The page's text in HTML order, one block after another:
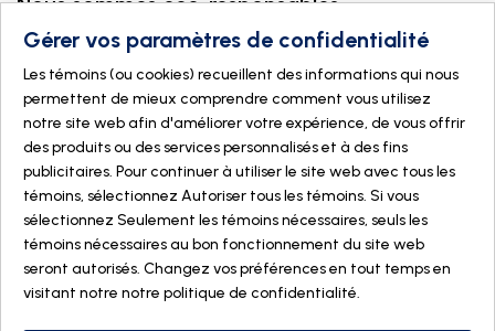
© 2026 DOGMÄ NATURE. Tous droits réservés
Gérer vos paramètres de confidentialité
Les témoins (ou cookies) recueillent des informations qui nous
permettent de mieux comprendre comment vous utilisez
notre site web afin d'améliorer votre expérience, de vous offrir
des produits ou des services personnalisés et à des fins
publicitaires. Pour continuer à utiliser le site web avec tous les
témoins, sélectionnez Autoriser tous les témoins. Si vous
sélectionnez Seulement les témoins nécessaires, seuls les
témoins nécessaires au bon fonctionnement du site web
seront autorisés. Changez vos préférences en tout temps en
visitant notre notre politique de confidentialité.